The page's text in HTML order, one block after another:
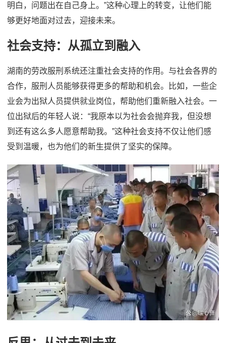
明白，问题出在自己身上。”这种心理上的转变，让他们能
够更好地面对过去，迎接未来。
社会支持：从孤立到融入
湖南的劳改服刑系统还注重社会支持的作用。与社会各界的
合作，服刑人员能够获得更多的帮助和机会。比如，一些企
业会为出狱人员提供就业岗位，帮助他们重新融入社会。一
位出狱后的年轻人说：“我原本以为社会会抛弃我，但没想
到还有这么多人愿意帮助我。”这种社会支持不仅让他们感
受到温暖，也为他们的新生提供了坚实的保障。